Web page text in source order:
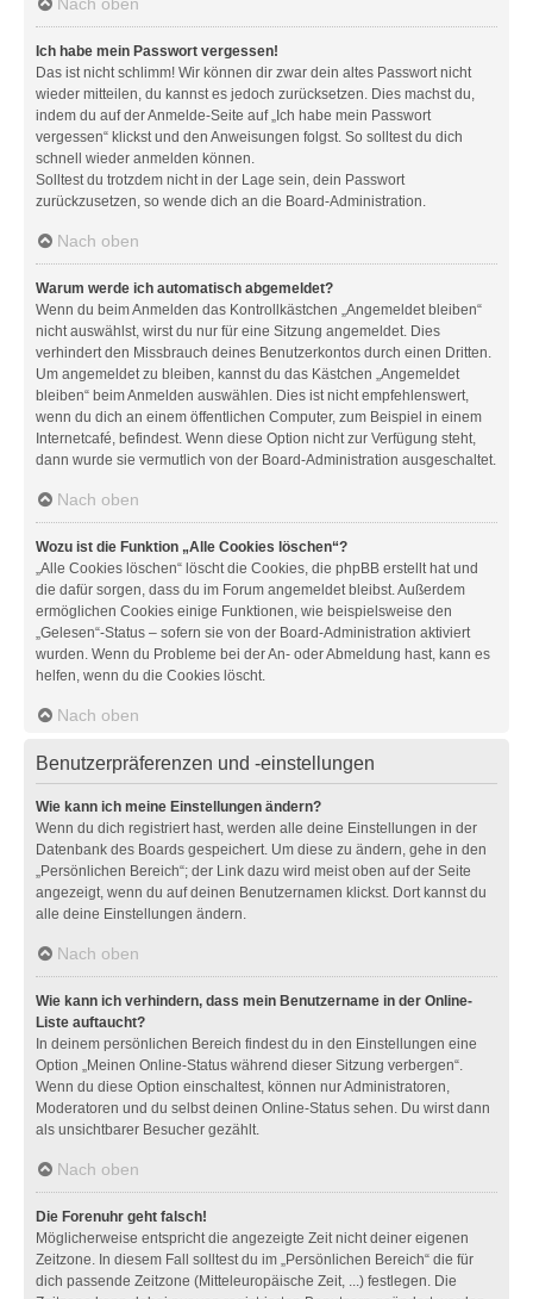
Ich habe mein Passwort vergessen!
Das ist nicht schlimm! Wir können dir zwar dein altes Passwort nicht
wieder mitteilen, du kannst es jedoch zurücksetzen. Dies machst du,
indem du auf der Anmelde-Seite auf „Ich habe mein Passwort
vergessen“ klickst und den Anweisungen folgst. So solltest du dich
schnell wieder anmelden können.
Solltest du trotzdem nicht in der Lage sein, dein Passwort
zurückzusetzen, so wende dich an die Board-Administration.
Nach oben
Warum werde ich automatisch abgemeldet?
Wenn du beim Anmelden das Kontrollkästchen „Angemeldet bleiben“
nicht auswählst, wirst du nur für eine Sitzung angemeldet. Dies
verhindert den Missbrauch deines Benutzerkontos durch einen Dritten.
Um angemeldet zu bleiben, kannst du das Kästchen „Angemeldet
bleiben“ beim Anmelden auswählen. Dies ist nicht empfehlenswert,
wenn du dich an einem öffentlichen Computer, zum Beispiel in einem
Internetcafé, befindest. Wenn diese Option nicht zur Verfügung steht,
dann wurde sie vermutlich von der Board-Administration ausgeschaltet.
Nach oben
Wozu ist die Funktion „Alle Cookies löschen“?
„Alle Cookies löschen“ löscht die Cookies, die phpBB erstellt hat und
die dafür sorgen, dass du im Forum angemeldet bleibst. Außerdem
ermöglichen Cookies einige Funktionen, wie beispielsweise den
„Gelesen“-Status – sofern sie von der Board-Administration aktiviert
wurden. Wenn du Probleme bei der An- oder Abmeldung hast, kann es
helfen, wenn du die Cookies löscht.
Nach oben
Benutzerpräferenzen und -einstellungen
Wie kann ich meine Einstellungen ändern?
Wenn du dich registriert hast, werden alle deine Einstellungen in der
Datenbank des Boards gespeichert. Um diese zu ändern, gehe in den
„Persönlichen Bereich“; der Link dazu wird meist oben auf der Seite
angezeigt, wenn du auf deinen Benutzernamen klickst. Dort kannst du
alle deine Einstellungen ändern.
Nach oben
Wie kann ich verhindern, dass mein Benutzername in der Online-
Liste auftaucht?
In deinem persönlichen Bereich findest du in den Einstellungen eine
Option „Meinen Online-Status während dieser Sitzung verbergen“.
Wenn du diese Option einschaltest, können nur Administratoren,
Moderatoren und du selbst deinen Online-Status sehen. Du wirst dann
als unsichtbarer Besucher gezählt.
Nach oben
Die Forenuhr geht falsch!
Möglicherweise entspricht die angezeigte Zeit nicht deiner eigenen
Zeitzone. In diesem Fall solltest du im „Persönlichen Bereich“ die für
dich passende Zeitzone (Mitteleuropäische Zeit, ...) festlegen. Die